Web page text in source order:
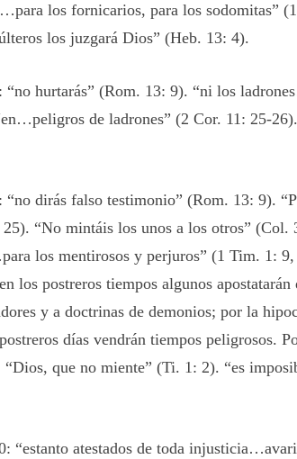
los fornicarios, para los sodomitas”
los juzgará Dios” (Heb. 13: 4).
“no hurtarás” (Rom. 13: 9). “ni los
de ladrones” (2 Cor. 11: 25-
“no dirás falso testimonio” (Rom. 13: 9).
“No mintáis los unos a los otros” (Col.
los mentirosos y perjuros” (1 Tim. 1:
los postreros tiempos algunos
y a doctrinas de demonios; por la
días vendrán tiempos peligrosos.
que no miente” (Ti. 1: 2). “es
“estanto atestados de toda